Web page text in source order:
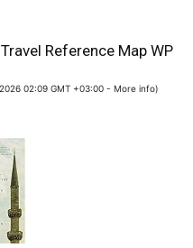
Reference Map WP
02:09 GMT +03:00 - More info)